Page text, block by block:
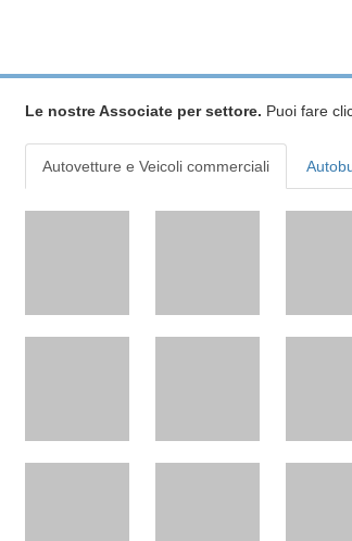
Le nostre Associate per settore. Puoi fare
Autovetture e Veicoli commerciali